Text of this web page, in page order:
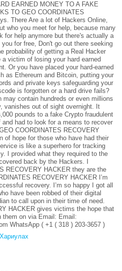
EARNED MONEY TO A FAKE
TO GEO COORDINATES
There Are a lot of Hackers Online,
who you meet for help, because many
for help anymore but there's actually a
for free, Don't go out there seeking
probability of getting a Real Hacker
victim of losing your hard earned
Or you have placed your hard-earned
as Ethereum and Bitcoin, putting your
and private keys safeguarding your
is forgotten or a hard drive fails?
contain hundreds or even millions
vanishes out of sight overnight. It
pounds to a fake Crypto fraudulent
had to look for a means to recover
COORDINATES RECOVERY
of hope for those who have had their
is like a superhero for tracking
I provided what they required to the
back by the Hackers. I
RECOVERY HACKER they are the
RECOVERY HACKER I’m
recovery. I’m so happy I got all
have been robbed of their digital
to call upon in their time of need.
HACKER gives victims the hope that
them on via Email: Email:
WhatsApp ( +1 ( 318 ) 203-3657 )
Хариулах